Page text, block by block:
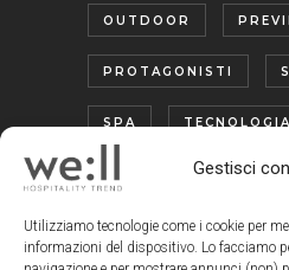
Gestisci
Utilizziamo tecnologie come i cookie per
informazioni del dispositivo. Lo facciamo
OUTDOOR
PROTAGONISTI
SPA TECNOLOGIA
TURISMO
WELLNESS